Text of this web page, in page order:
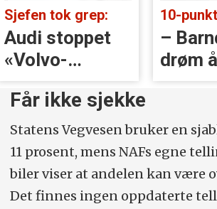
Sjefen tok grep:
Audi stoppet
«Volvo-
håndtak» rett
før lansering
–
drøm
BMW
Får ikke sjekke
Statens Vegvesen bruker en
11 prosent, mens NAFs egne
biler viser at andelen kan være
Det finnes ingen oppdaterte